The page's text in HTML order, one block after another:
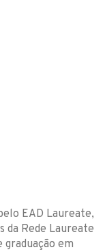
EAD Laureate,
da Rede Laureate
graduação em